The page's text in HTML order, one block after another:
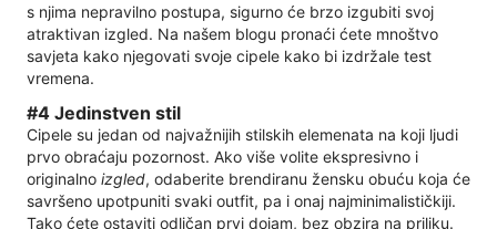
s njima nepravilno postupa, sigurno će brzo izgubiti svoj
atraktivan izgled. Na našem blogu pronaći ćete mnoštvo
savjeta kako njegovati svoje cipele kako bi izdržale test
vremena.
#4 Jedinstven stil
Cipele su jedan od najvažnijih stilskih elemenata na koji ljudi
prvo obraćaju pozornost. Ako više volite ekspresivno i
originalno izgled, odaberite brendiranu žensku obuću koja će
savršeno upotpuniti svaki outfit, pa i onaj najminimalističkiji.
Tako ćete ostaviti odličan prvi dojam, bez obzira na priliku.